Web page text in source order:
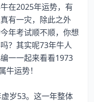
有一灾，除此之外
年考试顺不顺，你想
？其实呢73年牛人
一一起来看看1973
运势！
岁53。这一年整体